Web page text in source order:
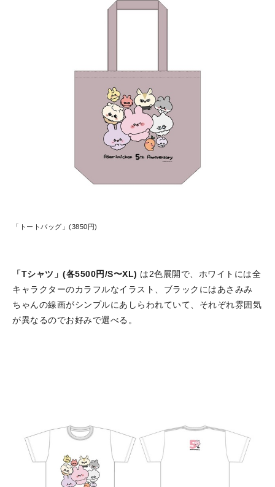
「トートバッグ」(3850円)
「Tシャツ」(各5500円/S〜XL) は2色展開で、ホワイトには全
キャラクターのカラフルなイラスト、ブラックにはあさみみ
ちゃんの線画がシンプルにあしらわれていて、それぞれ雰囲気
が異なるのでお好みで選べる。